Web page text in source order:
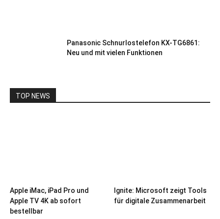
Panasonic Schnurlostelefon KX-TG6861:
Neu und mit vielen Funktionen
TOP NEWS
Apple iMac, iPad Pro und
Apple TV 4K ab sofort
bestellbar
Ignite: Microsoft zeigt Tools
für digitale Zusammenarbeit